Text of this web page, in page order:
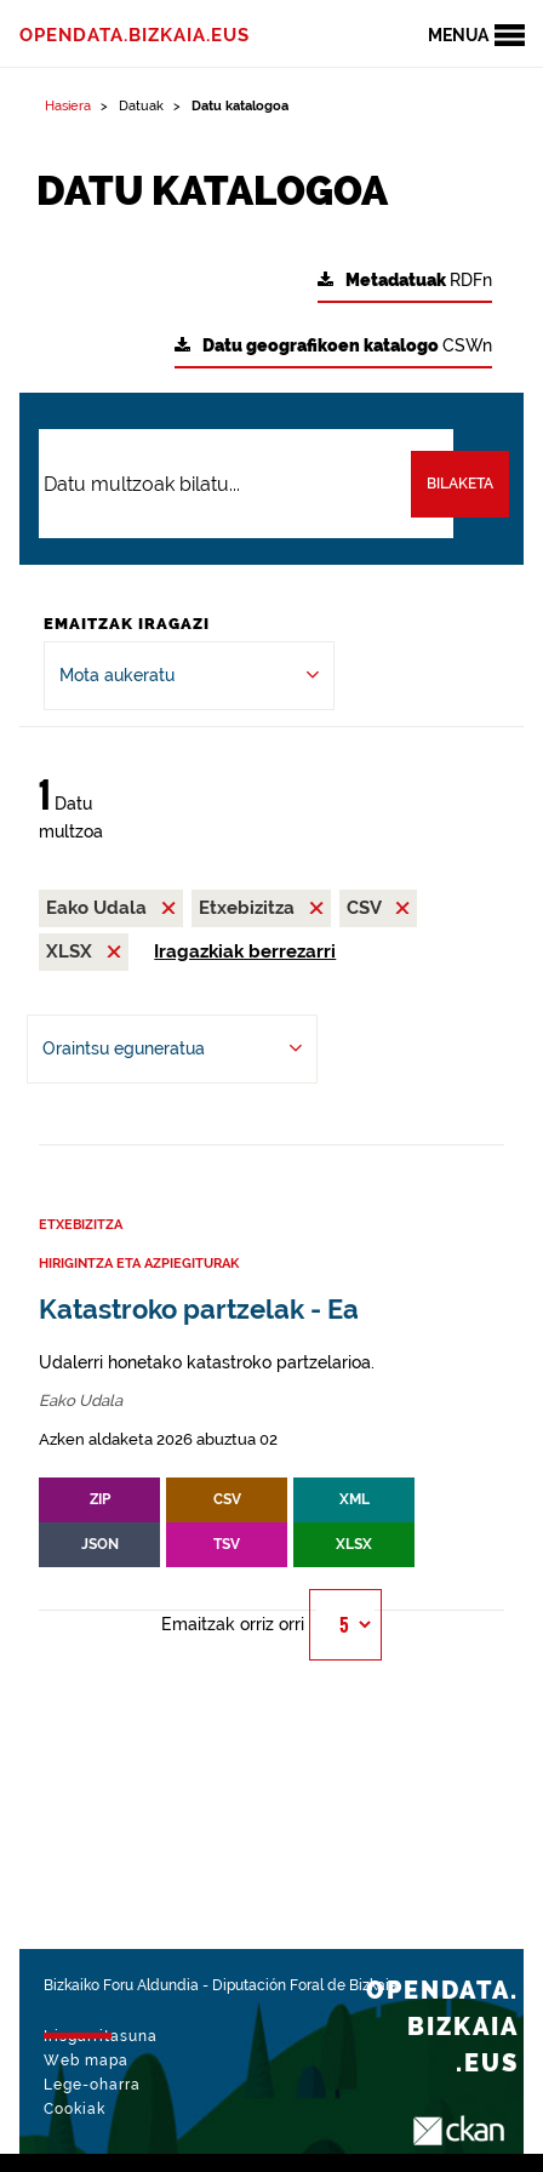
MENUA
OPENDATA.BIZKAIA.EUS
Hasiera Datuak Datu katalogoa
DATU KATALOGOA
Metadatuak RDFn
Datu geografikoen katalogoCSWn
BILAKETA
EMAITZAK IRAGAZI
Mota aukeratu
1 Datu
multzoa
Eako Udala Etxebizitza
CSV
XLSX
Iragazkiak berrezarri
Oraintsu eguneratua
ETXEBIZITZA
HIRIGINTZA ETA AZPIEGITURAK
Katastroko partzelak - Ea
Udalerri honetako katastroko partzelarioa.
Eako Udala
Azken aldaketa 2026 abuztua 02
ZIP CSV XML
JSON TSV XLSX
Emaitzak orriz orri
Bizkaiko Foru Aldundia - Diputación Foral de Bizkaia
Irisgarritasuna
Web mapa
Lege-oharra
Cookiak
OPENDATA.
BIZKAIA
.EUS